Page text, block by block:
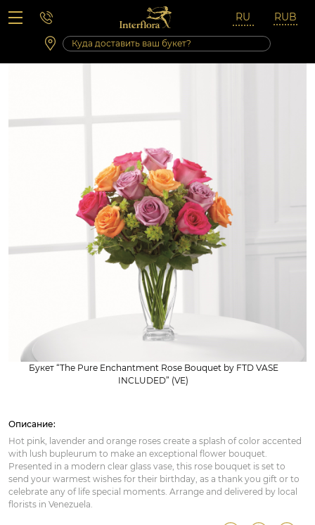
Вопросы-ответы
Сб 10:00 ‐ 14:00
Выходные и праздничные дни
Букет “The Pure Enchantment Rose Bouquet by FTD VASE
INCLUDED” (VE)
Описание:
Hot pink, lavender and orange roses create a splash of color accented
with lush bupleurum to make an exceptional flower bouquet.
Presented in a modern clear glass vase, this rose bouquet is set to
send your warmest wishes for their birthday, as a thank you gift or to
celebrate any of life special moments. Arrange and delivered by local
florists in Venezuela.